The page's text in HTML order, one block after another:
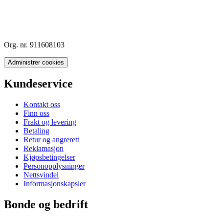
Org. nr. 911608103
Administrer cookies
Kundeservice
Kontakt oss
Finn oss
Frakt og levering
Betaling
Retur og angrerett
Reklamasjon
Kjøpsbetingelser
Personopplysninger
Nettsvindel
Informasjonskapsler
Bonde og bedrift